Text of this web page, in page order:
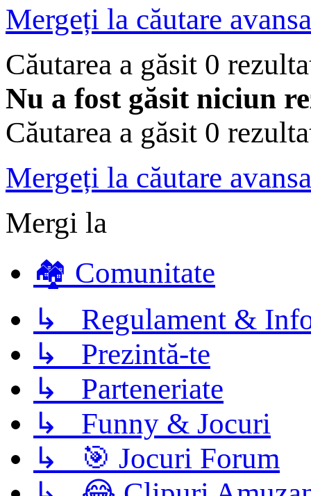
Mergeți la căutare
Căutarea a găsit 0
Nu a fost găsit niciun
Căutarea a găsit 0
Mergeți la căutare
Mergi la
🏘️ Comunitate
↳ Regulament &
↳ Prezintă-te
↳ Parteneriate
↳ Funny & Jocuri
↳ 🎯 Jocuri Forum